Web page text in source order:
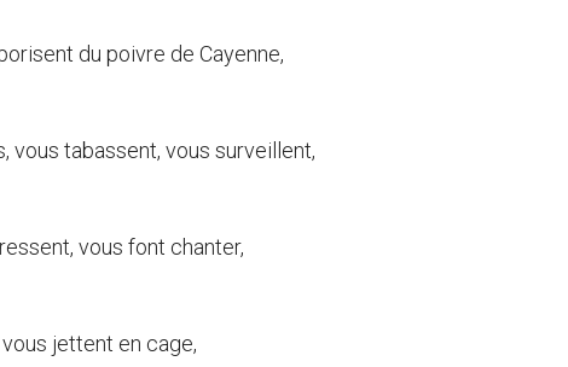
du poivre de Cayenne,
vous tabassent, vous surveillent,
vous font chanter,
jettent en cage,